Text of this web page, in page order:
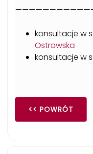
konsultacje w
Ostrowska
konsultacje w
<< POWRÓT